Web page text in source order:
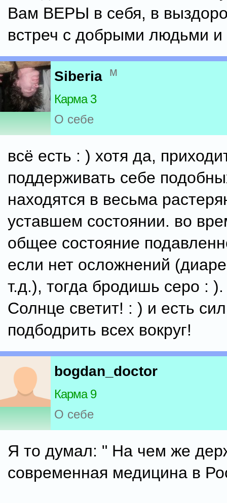
Вам ВЕРЫ в себя, в
встреч с добрыми людьми и
Siberia м
Карма 3
О себе
всё есть : ) хотя да,
поддерживать себе
находятся в весьма
уставшем состоянии. во
общее состояние
если нет осложнений
т.д.), тогда бродишь серо : ).
Солнце светит! : ) и есть
подбодрить всех вокруг!
bogdan_doctor
Карма 9
О себе
Я то думал: " На чем же
современная медицина в